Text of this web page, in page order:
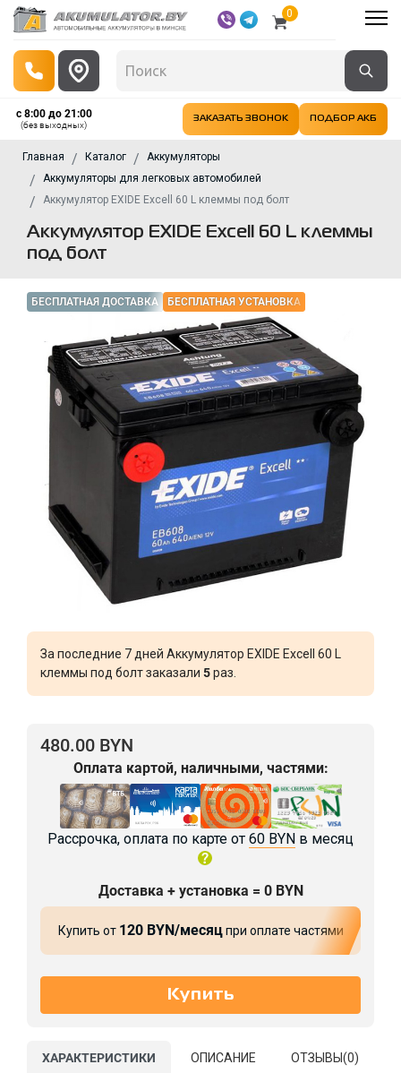
0
с 8:00 до 21:00
(без выходных)
ЗАКАЗАТЬ ЗВОНОК ПОДБОР АКБ
Главная Каталог
Аккумуляторы
Аккумуляторы для легковых автомобилей
Аккумулятор EXIDE Excell 60 L клеммы под болт
Аккумулятор EXIDE Excell 60 L клеммы
под болт
БЕСПЛАТНАЯ ДОСТАВКА БЕСПЛАТНАЯ УСТАНОВКА
За последние 7 дней Аккумулятор EXIDE Excell 60 L
клеммы под болт заказали 5раз.
480.00 BYN
Оплата картой, наличными, частями:
Рассрочка, оплата по карте от 60 BYN в месяц
Доставка + установка = 0 BYN
Купить от 120 BYN/месяцпри оплате частями
ХАРАКТЕРИСТИКИ ОПИСАНИЕ ОТЗЫВЫ(0)